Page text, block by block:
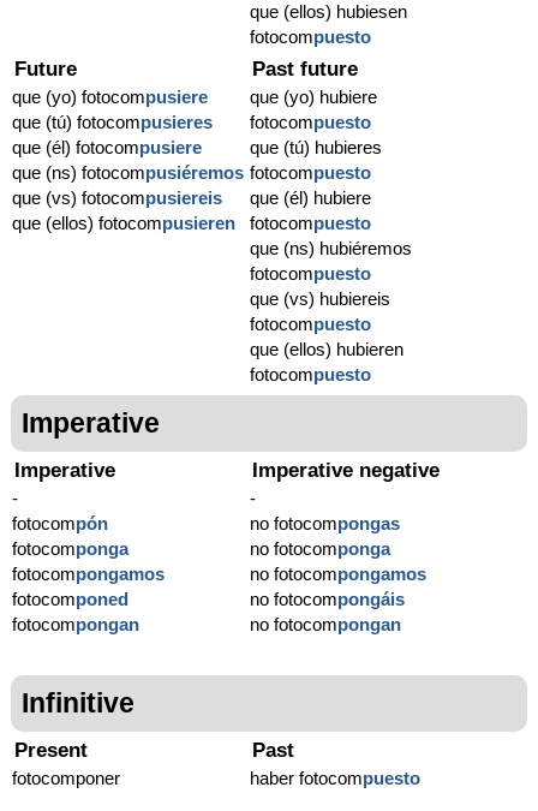
que (ellos) hubiesen
fotocompuesto
Future
que (yo) fotocompusiere
que (tú) fotocompusieres
que (él) fotocompusiere
que (ns) fotocompusiéremos
que (vs) fotocompusiereis
que (ellos) fotocompusieren
Past future
que (yo) hubiere
fotocompuesto
que (tú) hubieres
fotocompuesto
que (él) hubiere
fotocompuesto
que (ns) hubiéremos
fotocompuesto
que (vs) hubiereis
fotocompuesto
que (ellos) hubieren
fotocompuesto
Imperative
Imperative
-
fotocompón
fotocomponga
fotocompongamos
fotocomponed
fotocompongan
Imperative negative
-
no fotocompongas
no fotocomponga
no fotocompongamos
no fotocompongáis
no fotocompongan
Infinitive
Present
fotocomponer
Past
haber fotocompuesto